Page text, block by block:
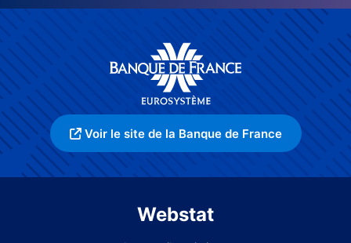
Voir le site de la Banque de France
Webstat